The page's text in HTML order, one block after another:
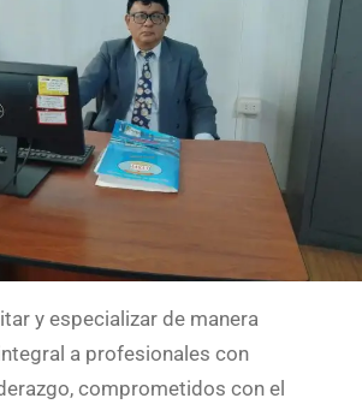
y especializar de manera
a profesionales con
comprometidos con el